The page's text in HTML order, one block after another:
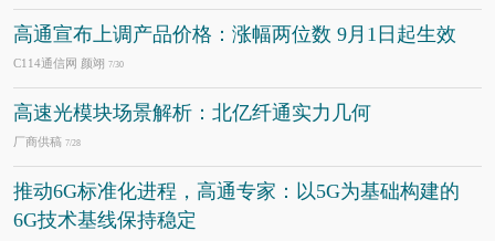
高通宣布上调产品价格：涨幅两位数 9月1日起生效
C114通信网 颜翊 7/30
高速光模块场景解析：北亿纤通实力几何
厂商供稿 7/28
推动6G标准化进程，高通专家：以5G为基础构建的
6G技术基线保持稳定